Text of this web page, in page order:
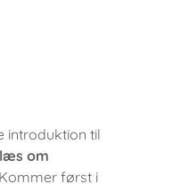
introduktion til
om
Kommer først i